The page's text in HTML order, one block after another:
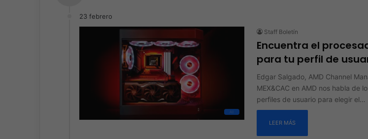
23 febrero
All
Staff Boletín
Encuentra el
para tu perfil de
Edgar Salgado, AMD Channel
MEX&CAC en AMD nos habla de
perfiles de usuario para elegir el…
LEER MÁS